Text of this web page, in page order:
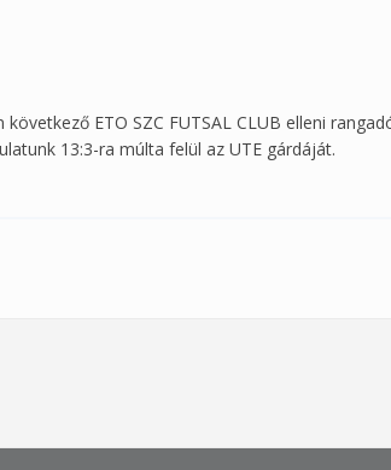
ETO SZC FUTSAL CLUB elleni
13:3-ra múlta felül az UTE gárdáját.